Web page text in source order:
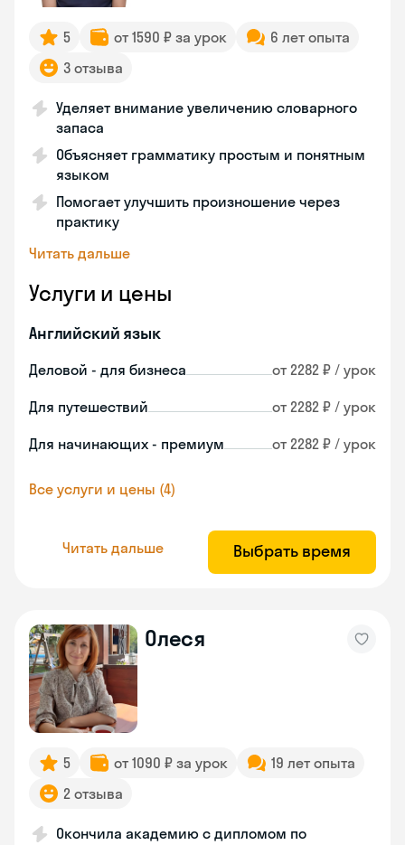
5 от 1590 ₽ за урок
6 лет опыта
3 отзыва
Уделяет внимание увеличению словарного
запаса
Объясняет грамматику простым и понятным
языком
Помогает улучшить произношение через
практику
Читать дальше
Услуги и цены
Английский язык
Деловой - для бизнеса от 2282 ₽ / урок
Для путешествий от 2282 ₽ / урок
Для начинающих - премиум от 2282 ₽ / урок
Все услуги и цены (4)
Читать дальше Выбрать время
Олеся
5 от 1090 ₽ за урок
19 лет опыта
2 отзыва
Окончила академию с дипломом по